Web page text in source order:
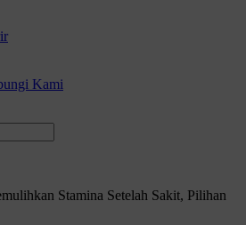
Kami
Stamina Setelah Sakit, Pilihan